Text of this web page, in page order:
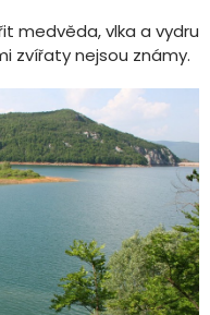
medvěda, vlka a vydru
zvířaty nejsou známy.